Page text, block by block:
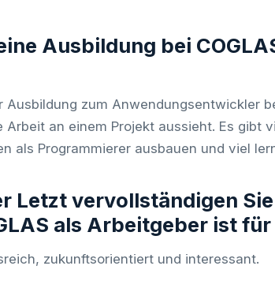
Ausbildung bei
Ausbildung zum Anwendungsentwickler
an einem Projekt aussieht. Es gibt
als Programmierer ausbauen und viel
Letzt vervollständigen
als Arbeitgeber ist
zukunftsorientiert und interessant.